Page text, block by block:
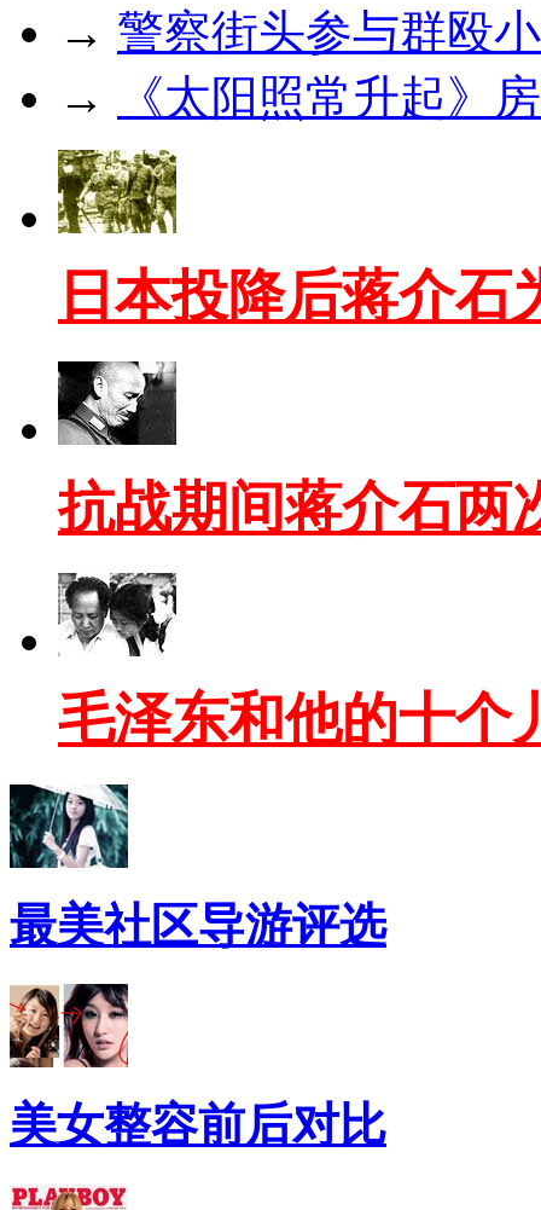
→ 警察街头参与群殴
→
《太阳照常升起》
日本投降后蒋介石
抗战期间蒋介石两
毛泽东和他的十个
最美社区导游评选
美女整容前后对比